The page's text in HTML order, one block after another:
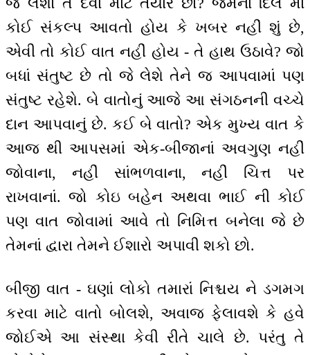
કોઈ સંકલ્પ આવતો હોય કે ખબર નહીં શું છે,
એવી તો કોઈ વાત નહીં હોય - તે હાથ ઉઠાવે? જો
બધાં સંતુષ્ટ છે તો જે લેશે તેને જ આપવામાં પણ
સંતુષ્ટ રહેશે. બે વાતોનું આજે આ સંગઠનની વચ્ચે
દાન આપવાનું છે. કઈ બે વાતો? એક મુખ્ય વાત કે
આજ થી આપસમાં એક-બીજાનાં અવગુણ નહીં
જોવાના, નહીં સાંભળવાના, નહીં ચિત્ત પર
રાખવાનાં. જો કોઇ બહેન અથવા ભાઈ ની કોઈ
પણ વાત જોવામાં આવે તો નિમિત્ત બનેલા જે છે
તેમનાં દ્વારા તેમને ઈશારો અપાવી શકો છો.
બીજી વાત - ઘણાં લોકો તમારાં નિશ્ચય ને ડગમગ
કરવા માટે વાતો બોલશે, અવાજ ફેલાવશે કે હવે
જોઈએ આ સંસ્થા કેવી રીતે ચાલે છે. પરંતુ તે